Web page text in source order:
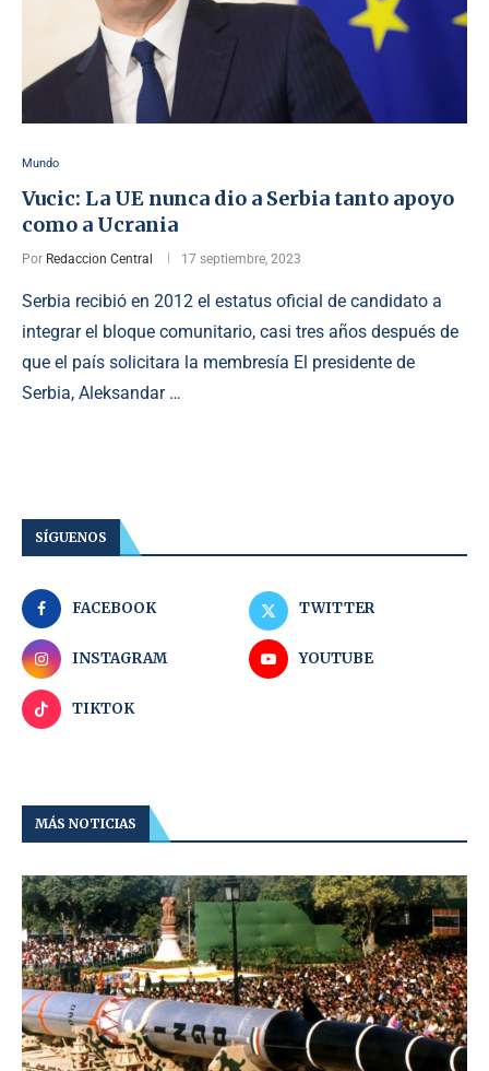
Mundo
Vucic: La UE nunca dio a Serbia tanto apoyo
como a Ucrania
Por Redaccion Central 17 septiembre, 2023
Serbia recibió en 2012 el estatus oficial de candidato a
integrar el bloque comunitario, casi tres años después de
que el país solicitara la membresía El presidente de
Serbia, Aleksandar …
SÍGUENOS
FACEBOOK TWITTER
INSTAGRAM YOUTUBE
TIKTOK
MÁS NOTICIAS